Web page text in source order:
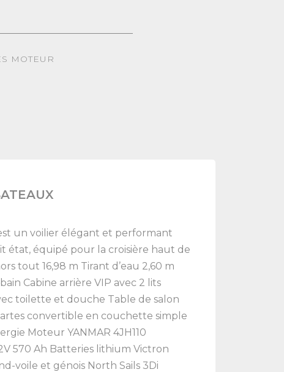
MOTEUR
est un voilier élégant et performant
état, équipé pour la croisière haut de
tout 16,98 m Tirant d’eau 2,60 m
Cabine arrière VIP avec 2 lits
toilette et douche Table de salon
convertible en couchette simple
Moteur YANMAR 4JH110
570 Ah Batteries lithium Victron
voile et génois North Sails 3Di